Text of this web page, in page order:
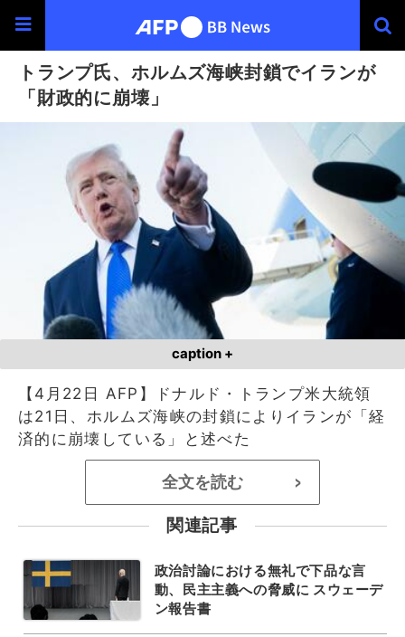
トランプ氏、ホルムズ海峡封鎖でイランが
「財政的に崩壊」
caption +
【4月22日 AFP】ドナルド・トランプ米大統領
は21日、ホルムズ海峡の封鎖によりイランが「経
済的に崩壊している」と述べた
全文を読む >
関連記事
政治討論における無礼で下品な言
動、民主主義への脅威に スウェーデ
ン報告書